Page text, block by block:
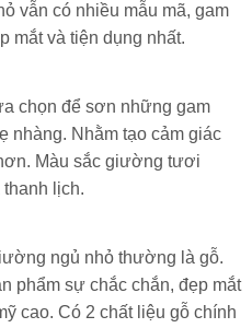
vẫn có nhiều mẫu mã, gam
mắt và tiện dụng nhất.
chọn để sơn những gam
nhàng. Nhằm tạo cảm giác
Màu sắc giường tươi
lịch.
ngủ nhỏ thường là gỗ.
phẩm sự chắc chắn, đẹp mắt
cao. Có 2 chất liệu gỗ chính